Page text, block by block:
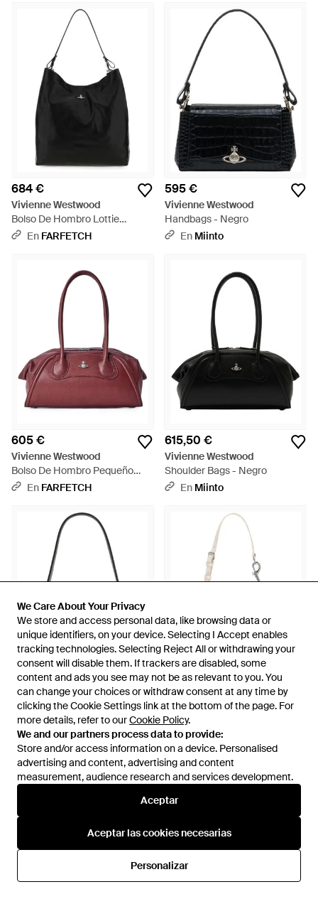
We Care About Your Privacy
We store and access personal data, like browsing data or
unique identifiers, on your device. Selecting I Accept enables
tracking technologies. Selecting Reject All or withdrawing your
consent will disable them. If trackers are disabled, some
content and ads you see may not be as relevant to you. You
can change your choices or withdraw consent at any time by
clicking the Cookie Settings link at the bottom of the page. For
more details, refer to ourCookie Policy.
We and our partners process data to provide:
Store and/or access information on a device. Personalised
advertising and content, advertising and content
measurement, audience research and services development.
Aceptar
Aceptar las cookies necesarias
Personalizar
We Care About Your Privacy
We store and access personal data, like browsing data or
unique identifiers, on your device. Selecting I Accept enables
tracking technologies. Selecting Reject All or withdrawing your
consent will disable them. If trackers are disabled, some
content and ads you see may not be as relevant to you. You
can change your choices or withdraw consent at any time by
clicking the Cookie Settings link at the bottom of the page. For
more details, refer to ourCookie Policy.
We and our partners process data to provide:
Store and/or access information on a device. Personalised
advertising and content, advertising and content
measurement, audience research and services development.
Aceptar
Aceptar las cookies necesarias
Personalizar
684 €
Vivienne Westwood
Bolso De Hombro Lottie
Grande - Negro
En FARFETCH
595 €
Vivienne Westwood
Handbags - Negro
En Miinto
605 €
Vivienne Westwood
Bolso De Hombro Pequeño
Con Placa Del Logo - Morado
En FARFETCH
615,50 €
Vivienne Westwood
Shoulder Bags - Negro
En Miinto
378,50 €351 €
Vivienne Westwood
Shoulder Bags - Negro
En Miinto
REBAJAS
625 €
Vivienne Westwood
Bolso De Hombro Con Efecto
Piel De Cocodrilo Y Orbe -
Blanco
En FARFETCH